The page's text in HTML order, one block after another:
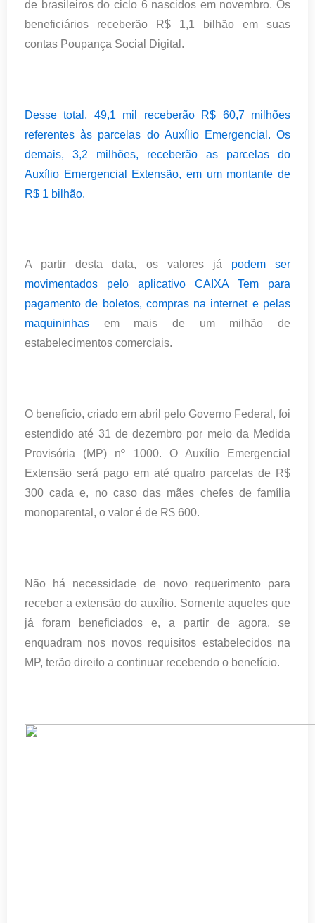
de brasileiros do ciclo 6 nascidos em novembro. Os
beneficiários receberão R$ 1,1 bilhão em suas
contas Poupança Social Digital.
Desse total, 49,1 mil receberão R$ 60,7 milhões
referentes às parcelas do Auxílio Emergencial. Os
demais, 3,2 milhões, receberão as parcelas do
Auxílio Emergencial Extensão, em um montante de
R$ 1 bilhão.
A partir desta data, os valores já podem ser
movimentados pelo aplicativo CAIXA Tem para
pagamento de boletos, compras na internet e pelas
maquininhas em mais de um milhão de
estabelecimentos comerciais.
O benefício, criado em abril pelo Governo Federal, foi
estendido até 31 de dezembro por meio da Medida
Provisória (MP) nº 1000. O Auxílio Emergencial
Extensão será pago em até quatro parcelas de R$
300 cada e, no caso das mães chefes de família
monoparental, o valor é de R$ 600.
Não há necessidade de novo requerimento para
receber a extensão do auxílio. Somente aqueles que
já foram beneficiados e, a partir de agora, se
enquadram nos novos requisitos estabelecidos na
MP, terão direito a continuar recebendo o benefício.